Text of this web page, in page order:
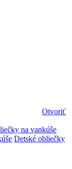
Otvoriť
na vankúše
Detské obliečky